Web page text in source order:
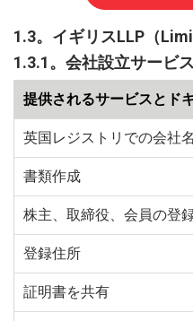
1.3。イギリスLLP（
1.3.1。会社設立サービ
提供されるサービスとド
英国レジストリでの会社
書類作成
株主、取締役、会員の登
登録住所
証明書を共有